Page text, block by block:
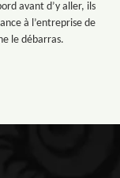
avant d’y aller, ils
à l’entreprise de
le débarras.